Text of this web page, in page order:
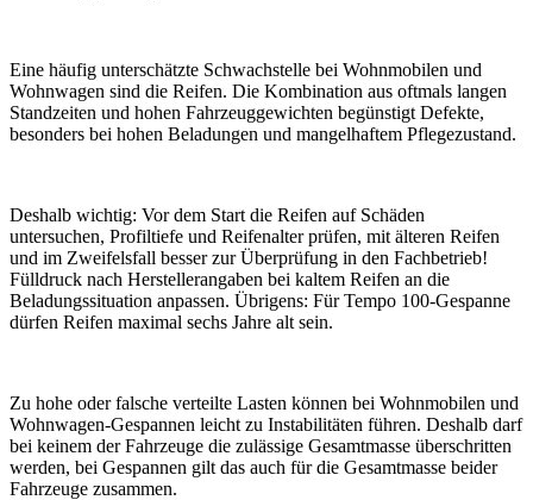
Eine häufig unterschätzte Schwachstelle bei Wohnmobilen und
Wohnwagen sind die Reifen. Die Kombination aus oftmals langen
Standzeiten und hohen Fahrzeuggewichten begünstigt Defekte,
besonders bei hohen Beladungen und mangelhaftem Pflegezustand.
Deshalb wichtig: Vor dem Start die Reifen auf Schäden
untersuchen, Profiltiefe und Reifenalter prüfen, mit älteren Reifen
und im Zweifelsfall besser zur Überprüfung in den Fachbetrieb!
Fülldruck nach Herstellerangaben bei kaltem Reifen an die
Beladungssituation anpassen. Übrigens: Für Tempo 100-Gespanne
dürfen Reifen maximal sechs Jahre alt sein.
Zu hohe oder falsche verteilte Lasten können bei Wohnmobilen und
Wohnwagen-Gespannen leicht zu Instabilitäten führen. Deshalb darf
bei keinem der Fahrzeuge die zulässige Gesamtmasse überschritten
werden, bei Gespannen gilt das auch für die Gesamtmasse beider
Fahrzeuge zusammen.